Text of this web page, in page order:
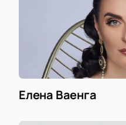
Елена Ваенга